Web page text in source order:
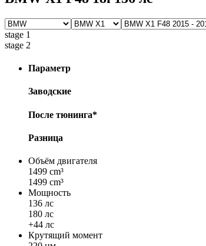
stage 1
stage 2
Параметр
Заводские
После тюнинга*
Разница
Объём двигателя
1499 cm³
1499 cm³
Мощность
136 лс
180 лс
+44 лс
Крутящий момент